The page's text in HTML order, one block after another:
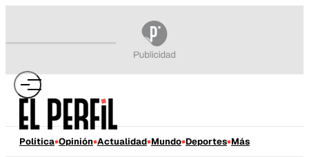
Política Opinión Actualidad Mundo Deportes Más